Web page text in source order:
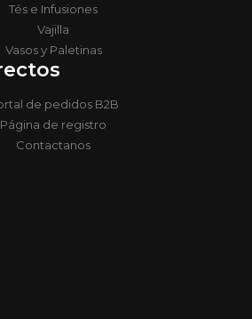
Tés e Infusiones
Vajilla
Vasos y Paletinas
de pedidos B2B
Página de registro
Contactanos